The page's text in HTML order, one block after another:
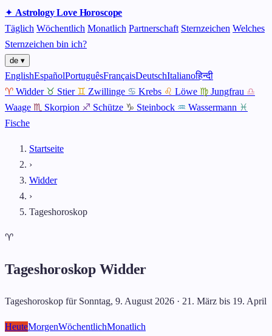
✦ AstrologyLoveHoroscope
Täglich Wöchentlich Monatlich Partnerschaft Sternzeichen Welches
Sternzeichen bin ich?
de ▾
EnglishEspañolPortuguêsFrançaisDeutschItalianoहिन्दी
♈ Widder ♉ Stier ♊ Zwillinge ♋ Krebs ♌ Löwe ♍ Jungfrau ♎
Waage ♏ Skorpion ♐ Schütze ♑ Steinbock ♒ Wassermann ♓
Fische
Startseite
›
Widder
›
Tageshoroskop
♈
Tageshoroskop Widder
Tageshoroskop für Sonntag, 9. August 2026 · 21. März bis 19. April
HeuteMorgenWöchentlichMonatlich